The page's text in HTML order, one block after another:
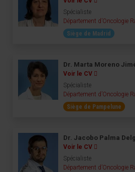
Spécialiste
Département d’Oncologie
Siège de Madrid
Dr. Marta Moreno
Voir le CV
Spécialiste
Département d’Oncologie
Siège de Pampelune
Dr. Jacobo Palma
Voir le CV
Spécialiste
Département d’Oncologie